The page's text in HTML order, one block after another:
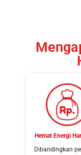
Hemat Energi
Dibandingkan